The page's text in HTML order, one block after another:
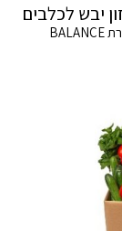
יבש לכלבים